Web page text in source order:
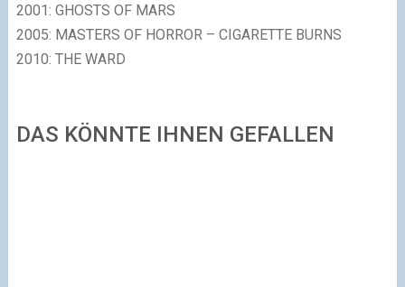
2001: GHOSTS OF MARS
2005: MASTERS OF HORROR – CIGARETTE BURNS
2010: THE WARD
DAS KÖNNTE IHNEN GEFALLEN